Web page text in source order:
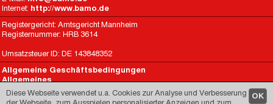
OK
Diese Webseite verwendet u.a. Cookies zur Analyse und Verbesserung
Internet: http://www.bamo.de
Registergericht: Amtsgericht Mannheim
Registernummer: HRB 3614
Umsatzsteuer ID: DE 143848352
Allgemeine Geschäftsbedingungen
Allgemeines
Datenschutz
BAMO International